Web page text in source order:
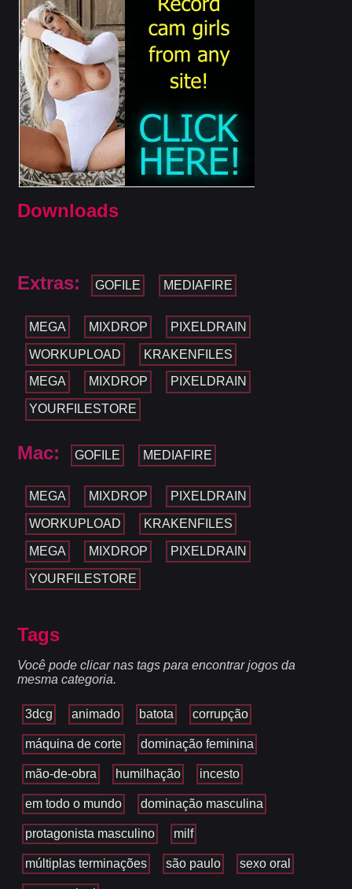
Downloads
Extras: GOFILE MEDIAFIRE
MEGA MIXDROP PIXELDRAIN
WORKUPLOAD KRAKENFILES
MEGA MIXDROP PIXELDRAIN
YOURFILESTORE
Mac: GOFILE MEDIAFIRE
MEGA MIXDROP PIXELDRAIN
WORKUPLOAD KRAKENFILES
MEGA MIXDROP PIXELDRAIN
YOURFILESTORE
Tags
Você pode clicar nas tags para encontrar jogos da
mesma categoria.
3dcg animado batota corrupção
máquina de corte dominação feminina
mão-de-obra humilhação incesto
em todo o mundo dominação masculina
protagonista masculino milf
múltiplas terminações são paulo sexo oral